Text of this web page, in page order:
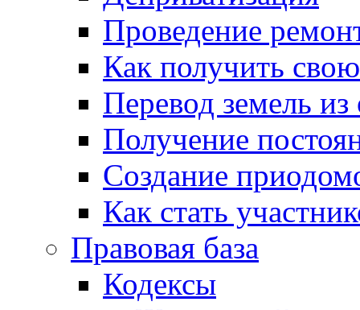
Проведение
Как получить
Перевод земель
Получение
Создание
Как стать
Правовая база
Кодексы